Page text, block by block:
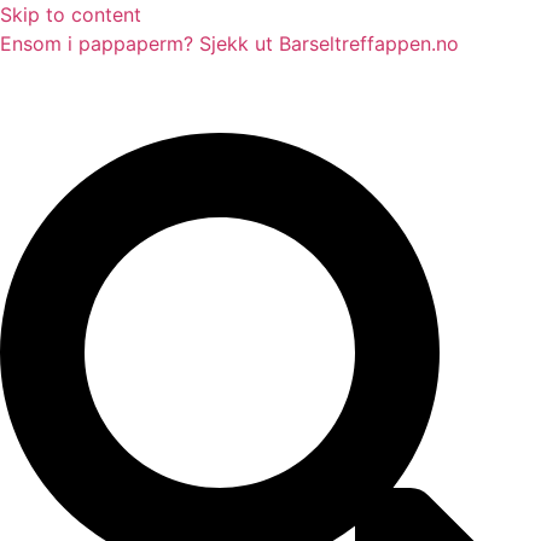
Skip to content
Ensom i pappaperm? Sjekk ut Barseltreffappen.no